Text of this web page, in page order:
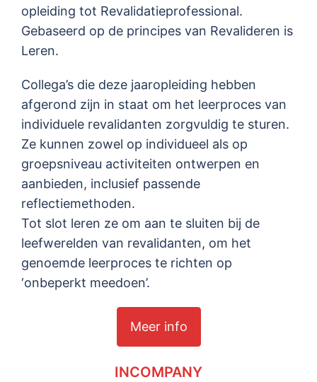
opleiding tot Revalidatieprofessional.
Gebaseerd op de principes van Revalideren is
Leren.
Collega’s die deze jaaropleiding hebben
afgerond zijn in staat om het leerproces van
individuele revalidanten zorgvuldig te sturen.
Ze kunnen zowel op individueel als op
groepsniveau activiteiten ontwerpen en
aanbieden, inclusief passende
reflectiemethoden.
Tot slot leren ze om aan te sluiten bij de
leefwerelden van revalidanten, om het
genoemde leerproces te richten op
‘onbeperkt meedoen’.
Meer info
INCOMPANY